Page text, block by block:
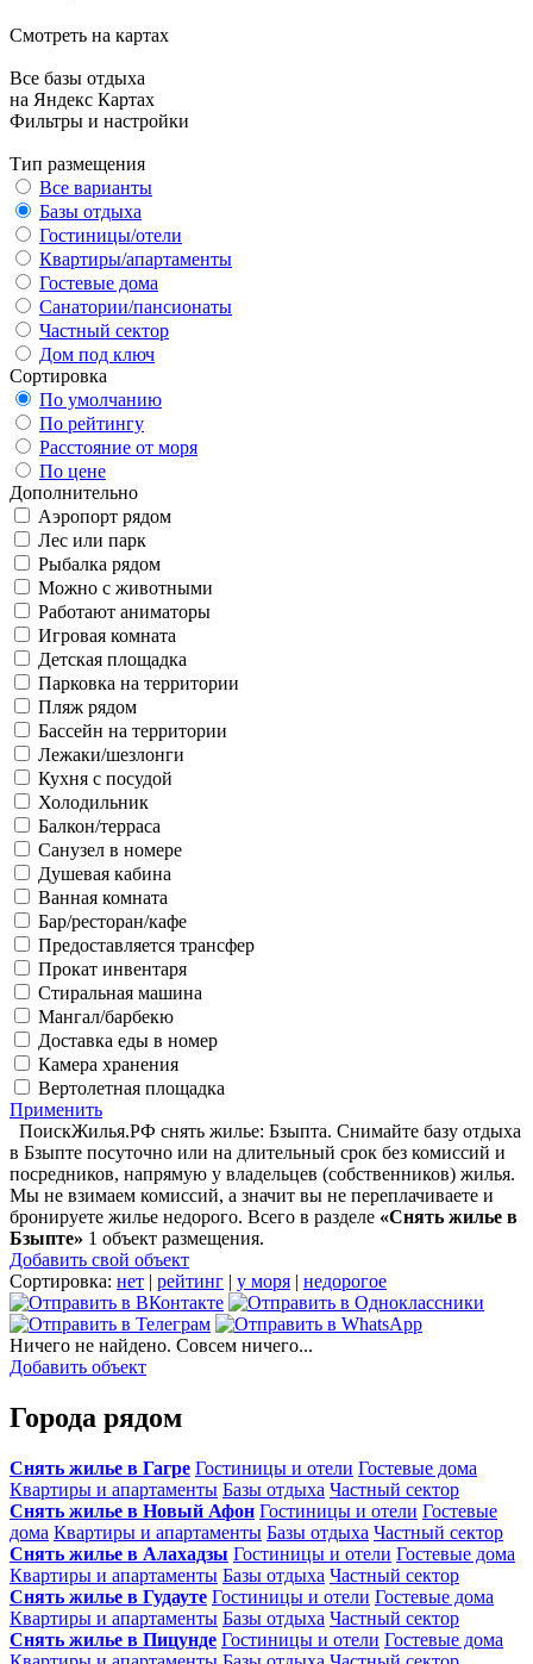
Смотреть на картах
Все базы отдыха
на Яндекс Картах
Фильтры и настройки
Тип размещения
Все варианты
Базы отдыха
Гостиницы/отели
Квартиры/апартаменты
Гостевые дома
Санатории/пансионаты
Частный сектор
Дом под ключ
Сортировка
По умолчанию
По рейтингу
Расстояние от моря
По цене
Дополнительно
Аэропорт рядом
Лес или парк
Рыбалка рядом
Можно с животными
Работают аниматоры
Игровая комната
Детская площадка
Парковка на территории
Пляж рядом
Бассейн на территории
Лежаки/шезлонги
Кухня с посудой
Холодильник
Балкон/терраса
Санузел в номере
Душевая кабина
Ванная комната
Бар/ресторан/кафе
Предоставляется трансфер
Прокат инвентаря
Стиральная машина
Мангал/барбекю
Доставка еды в номер
Камера хранения
Вертолетная площадка
Применить
ПоискЖилья.РФ снять жилье: Бзыпта. Снимайте базу отдыха
в Бзыпте посуточно или на длительный срок без комиссий и
посредников, напрямую у владельцев (собственников) жилья.
Мы не взимаем комиссий, а значит вы не переплачиваете и
бронируете жилье недорого. Всего в разделе «Снять жилье в
Бзыпте» 1 объект размещения.
Добавить свой объект
Сортировка: нет | рейтинг | у моря | недорогое
Ничего не найдено. Совсем ничего...
Добавить объект
Города рядом
Снять жилье в Гагре Гостиницы и отели Гостевые дома
Квартиры и апартаменты Базы отдыха Частный сектор
Снять жилье в Новый Афон Гостиницы и отели Гостевые
дома Квартиры и апартаменты Базы отдыха Частный сектор
Снять жилье в Алахадзы Гостиницы и отели Гостевые дома
Квартиры и апартаменты Базы отдыха Частный сектор
Снять жилье в Гудауте Гостиницы и отели Гостевые дома
Квартиры и апартаменты Базы отдыха Частный сектор
Снять жилье в Пицунде Гостиницы и отели Гостевые дома